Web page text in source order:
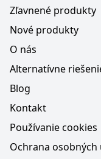
Zľavnené produkty
Nové produkty
O nás
Alternatívne
Blog
Kontakt
Používanie cookies
Ochrana osobných